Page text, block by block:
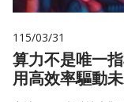
115/03/31
算力不是唯一
用高效率驅動